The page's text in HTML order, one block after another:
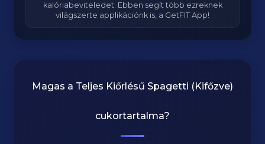
kalóriabeviteledet. Ebben segít több ezreknek
világszerte applikációnk is, a GetFIT App!
Magas a Teljes Kiőrlésű Spagetti (Kifőzve)
cukortartalma?